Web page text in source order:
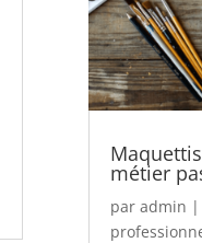
métier
par admin |